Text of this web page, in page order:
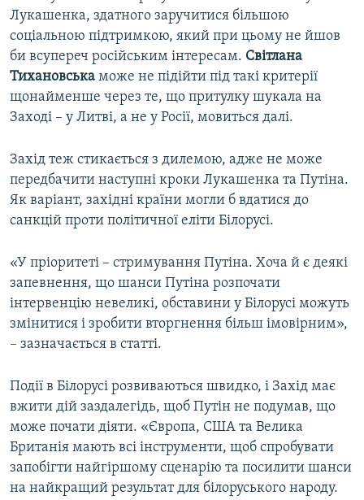
Лукашенка, здатного заручитися більшою
соціальною підтримкою, який при цьому не йшов
би всупереч російським інтересам. Світлана
Тихановська може не підійти під такі критерії
щонайменше через те, що притулку шукала на
Заході – у Литві, а не у Росії, мовиться далі.
Захід теж стикається з дилемою, адже не може
передбачити наступні кроки Лукашенка та Путіна.
Як варіант, західні країни могли б вдатися до
санкцій проти політичної еліти Білорусі.
«У пріоритеті – стримування Путіна. Хоча й є деякі
запевнення, що шанси Путіна розпочати
інтервенцію невеликі, обставини у Білорусі можуть
змінитися і зробити вторгнення більш імовірним»,
– зазначається в статті.
Події в Білорусі розвиваються швидко, і Захід має
вжити дій заздалегідь, щоб Путін не подумав, що
може почати діяти. «Європа, США та Велика
Британія мають всі інструменти, щоб спробувати
запобігти найгіршому сценарію та посилити шанси
на найкращий результат для білоруського народу.